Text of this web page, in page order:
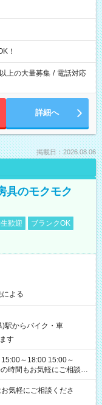
！
上の大量募集 / 電話対応
詳細へ
掲載日：2026.08.06
具のモクモク
歓迎
ブランクOK
よる
)駅からバイク・車
す
気軽にご相談くださ